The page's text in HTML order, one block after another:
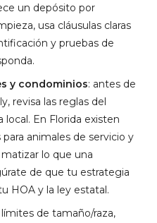
un depósito por
usa cláusulas claras
y pruebas de
y condominios: antes de
revisa las reglas del
En Florida existen
animales de servicio y
lo que una
de que tu estrategia
HOA y la ley estatal.
límites de tamaño/raza,